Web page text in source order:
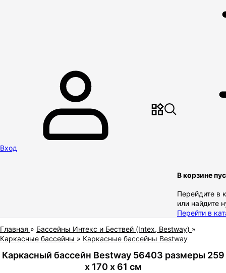
Вход
В корзине
Перейдите в
или найдите
Перейти в
Главная » Бассейны Интекс и Бествей (Intex, Bestway) »
Каркасные бассейны » Каркасные бассейны Bestway
Каркасный бассейн Bestway 56403 размеры 259
х 170 х 61 см